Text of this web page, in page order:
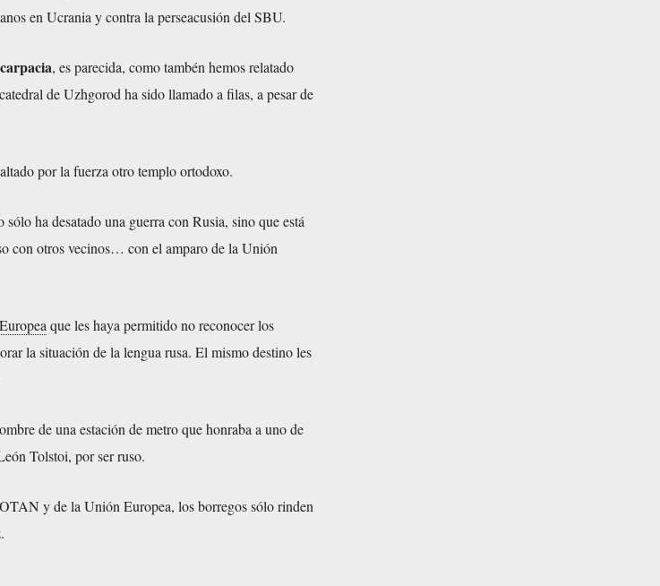
en Ucrania y contra la perseacusión del SBU.
, es parecida, como tambén hemos relatado
de Uzhgorod ha sido llamado a filas, a pesar de
por la fuerza otro templo ortodoxo.
ha desatado una guerra con Rusia, sino que está
con otros vecinos… con el amparo de la Unión
que les haya permitido no reconocer los
la situación de la lengua rusa. El mismo destino les
de una estación de metro que honraba a uno de
Tolstoi, por ser ruso.
y de la Unión Europea, los borregos sólo rinden